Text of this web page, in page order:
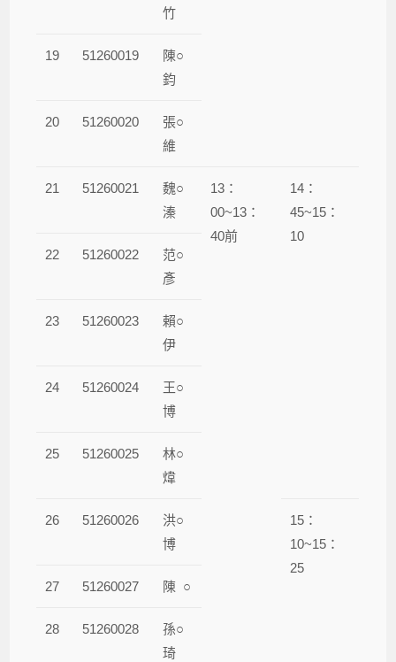
竹
19 51260019
陳○
鈞
20 51260020
張○
維
21 51260021
魏○
溱
13：
00~13：
40前
14：
45~15：
10
22
51260022
范○
彥
23 51260023
賴○
伊
24 51260024
王○
博
25 51260025
林○
煒
26 51260026
洪○
博
15：
10~15：
25
27
51260027 陳 ○
28 51260028
孫○
琦